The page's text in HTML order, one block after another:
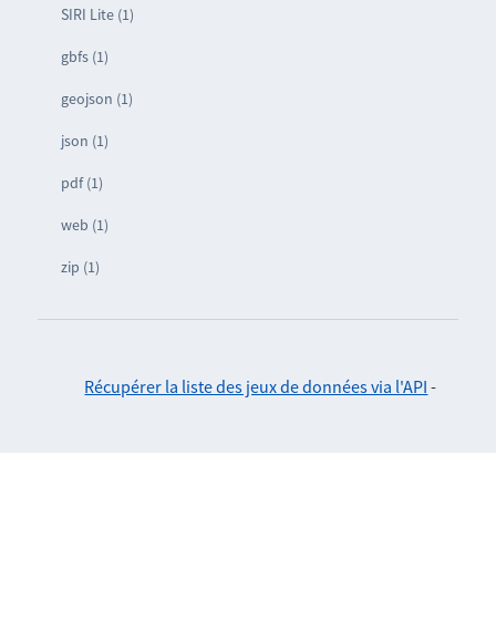
SIRI Lite (1)
gbfs (1)
geojson (1)
json (1)
pdf (1)
web (1)
zip (1)
Récupérer la liste des jeux de données via l'API -